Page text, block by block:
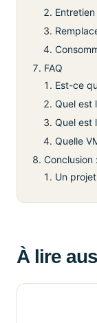
FAQ
Est-ce
Quel est
Quel est
Quelle
Conclusion
Un
À lire